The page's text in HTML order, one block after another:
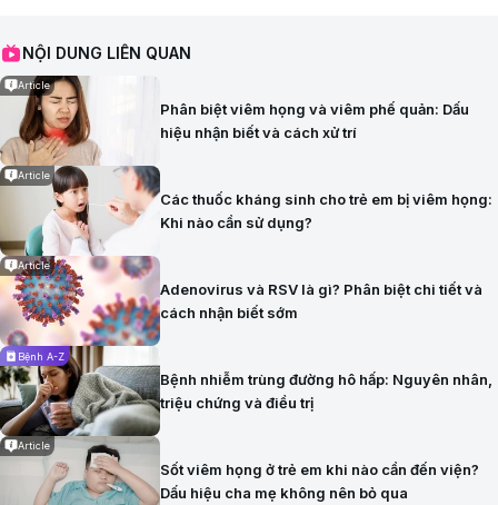
NỘI DUNG LIÊN QUAN
Article
Phân biệt viêm họng và viêm phế quản: Dấu
hiệu nhận biết và cách xử trí
Article
Các thuốc kháng sinh cho trẻ em bị viêm họng:
Khi nào cần sử dụng?
Article
Adenovirus và RSV là gì? Phân biệt chi tiết và
cách nhận biết sớm
Bệnh A-Z
Bệnh nhiễm trùng đường hô hấp: Nguyên nhân,
triệu chứng và điều trị
Article
Sốt viêm họng ở trẻ em khi nào cần đến viện?
Dấu hiệu cha mẹ không nên bỏ qua